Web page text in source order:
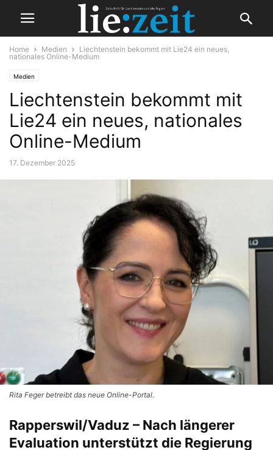
Home Medien
Liechtenstein bekommt mit Lie24 ein neues,
nationales Online-Medium
Medien
Liechtenstein bekommt mit
Lie24 ein neues, nationales
Online-Medium
17. Dezember 2025
Rita Feger betreibt das neue Online-Portal.
Rapperswil/Vaduz – Nach längerer
Evaluation unterstützt die Regierung